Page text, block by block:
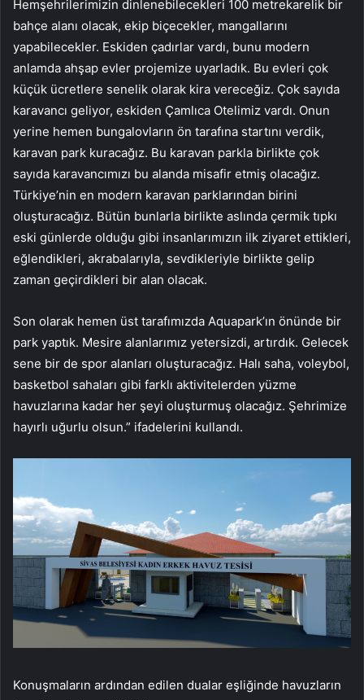
Hemşehrilerimizin dinlenebilecekleri 100 metrekarelik bir
bahçe alanı olacak, ekip biçecekler, mangallarını
yapabilecekler. Eskiden çadırlar vardı, bunu modern
anlamda ahşap evler projemize uyarladık. Bu evleri çok
küçük ücretlere senelik olarak kira vereceğiz. Çok sayıda
karavancı geliyor, eskiden Çamlıca Otelimiz vardı. Onun
yerine hemen bungalovların ön tarafına startını verdik,
karavan park kuracağız. Bu karavan parkla birlikte çok
sayıda karavancımızı bu alanda misafir etmiş olacağız.
Türkiye’nin en modern karavan parklarından birini
oluşturacağız. Bütün bunlarla birlikte aslında çermik tıpkı
eski günlerde olduğu gibi insanlarımızın ilk ziyaret ettikleri,
eğlendikleri, akrabalarıyla, sevdikleriyle birlikte gelip
zaman geçirdikleri bir alan olacak.
Son olarak hemen üst tarafımızda Aquapark’ın önünde bir
park yaptık. Mesire alanlarımız yetersizdi, artırdık. Gelecek
sene bir de spor alanları oluşturacağız. Halı saha, voleybol,
basketbol sahaları gibi farklı aktivitelerden yüzme
havuzlarına kadar her şeyi oluşturmuş olacağız. Şehrimize
hayırlı uğurlu olsun.” ifadelerini kullandı.
Konuşmaların ardından edilen dualar eşliğinde havuzların